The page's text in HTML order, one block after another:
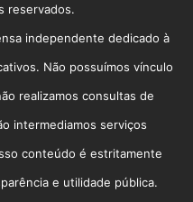
reservados.
independente dedicado à
Não possuímos vínculo
realizamos consultas de
intermediamos serviços
conteúdo é estritamente
e utilidade pública.